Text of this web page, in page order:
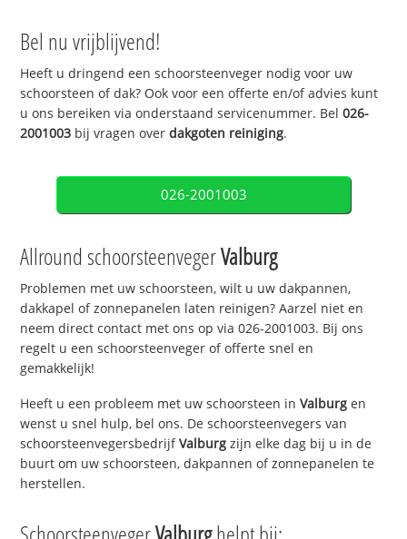
Bel nu vrijblijvend!
Heeft u dringend een schoorsteenveger nodig voor uw
schoorsteen of dak? Ook voor een offerte en/of advies kunt
u ons bereiken via onderstaand servicenummer. Bel026-
2001003 bij vragen overdakgoten reiniging.
026-2001003
Allround schoorsteenvegerValburg
Problemen met uw schoorsteen, wilt u uw dakpannen,
dakkapel of zonnepanelen laten reinigen? Aarzel niet en
neem direct contact met ons op via 026-2001003. Bij ons
regelt u een schoorsteenveger of offerte snel en
gemakkelijk!
Heeft u een probleem met uw schoorsteen inValburg en
wenst u snel hulp, bel ons. De schoorsteenvegers van
schoorsteenvegersbedrijfValburg zijn elke dag bij u in de
buurt om uw schoorsteen, dakpannen of zonnepanelen te
herstellen.